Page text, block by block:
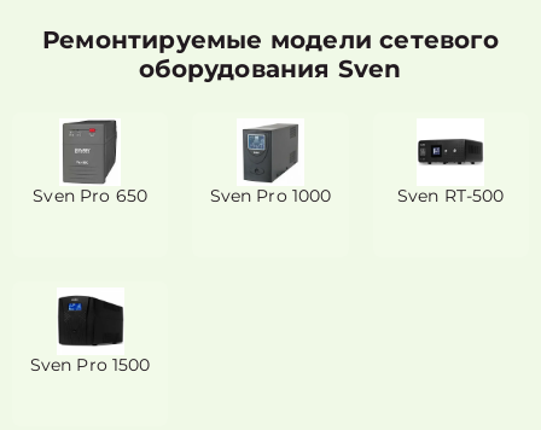
Ремонтируемые модели сетевого
оборудования Sven
Sven Pro 650 Sven Pro 1000 Sven RT-500
Sven Pro 1500